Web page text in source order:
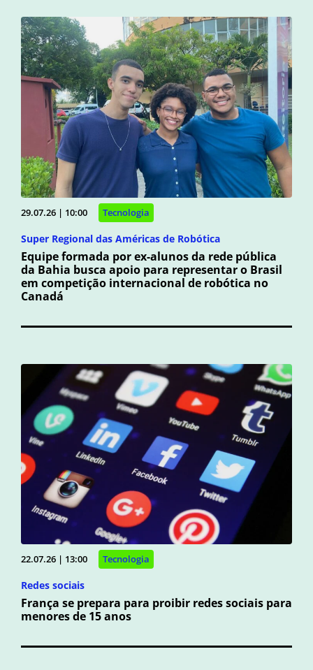
29.07.26 | 10:00 Tecnologia
Super Regional das Américas de Robótica
Equipe formada por ex-alunos da rede pública
da Bahia busca apoio para representar o Brasil
em competição internacional de robótica no
Canadá
22.07.26 | 13:00 Tecnologia
Redes sociais
França se prepara para proibir redes sociais para
menores de 15 anos